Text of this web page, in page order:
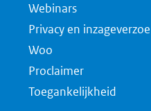
Webinars
Privacy en
Woo
Proclaimer
Toegankelijkheid